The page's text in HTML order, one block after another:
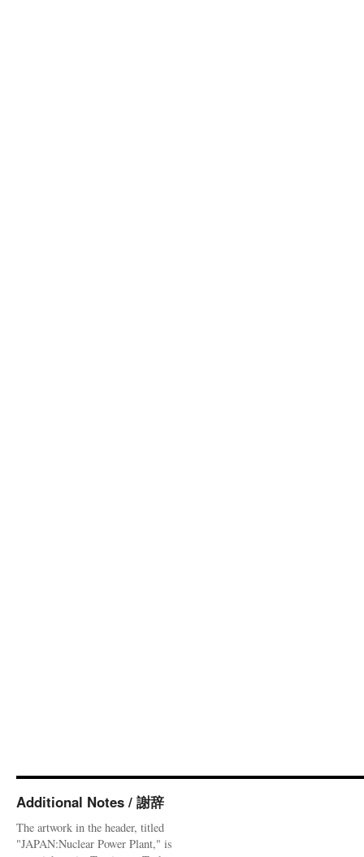
Additional Notes / 謝辞
The artwork in the header, titled
"JAPAN:Nuclear Power Plant," is